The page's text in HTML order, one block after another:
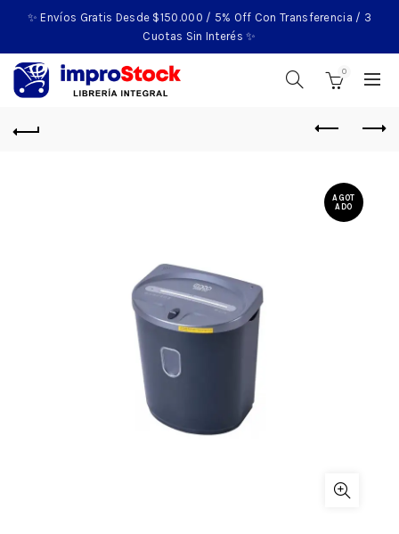
✨ Envíos Gratis Desde $150.000 / 5% Off Con Transferencia / 3
Cuotas Sin Interés ✨
0
AGOT
ADO